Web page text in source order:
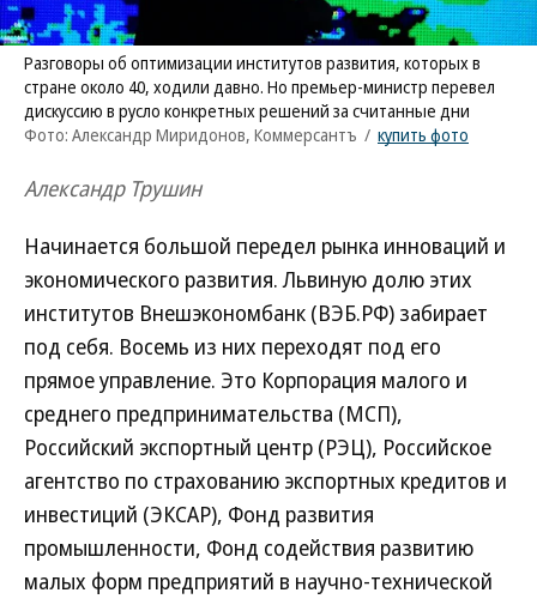
Разговоры об оптимизации институтов развития, которых в
стране около 40, ходили давно. Но премьер-министр перевел
дискуссию в русло конкретных решений за считанные дни
Фото: Александр Миридонов, Коммерсантъ / купить фото
Александр Трушин
Начинается большой передел рынка инноваций и
экономического развития. Львиную долю этих
институтов Внешэкономбанк (ВЭБ.РФ) забирает
под себя. Восемь из них переходят под его
прямое управление. Это Корпорация малого и
среднего предпринимательства (МСП),
Российский экспортный центр (РЭЦ), Российское
агентство по страхованию экспортных кредитов и
инвестиций (ЭКСАР), Фонд развития
промышленности, Фонд содействия развитию
малых форм предприятий в научно-технической